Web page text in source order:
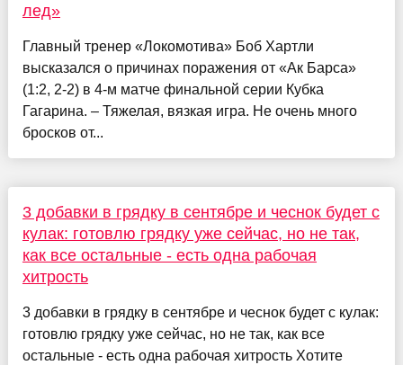
лед»
Главный тренер «Локомотива» Боб Хартли
высказался о причинах поражения от «Ак Барса»
(1:2, 2-2) в 4-м матче финальной серии Кубка
Гагарина. – Тяжелая, вязкая игра. Не очень много
бросков от...
3 добавки в грядку в сентябре и чеснок будет с
кулак: готовлю грядку уже сейчас, но не так,
как все остальные - есть одна рабочая
хитрость
3 добавки в грядку в сентябре и чеснок будет с кулак:
готовлю грядку уже сейчас, но не так, как все
остальные - есть одна рабочая хитрость Хотите